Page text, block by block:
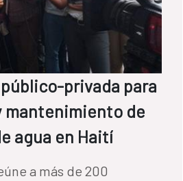
privada para
mantenimiento de
agua en Haití
a más de 200